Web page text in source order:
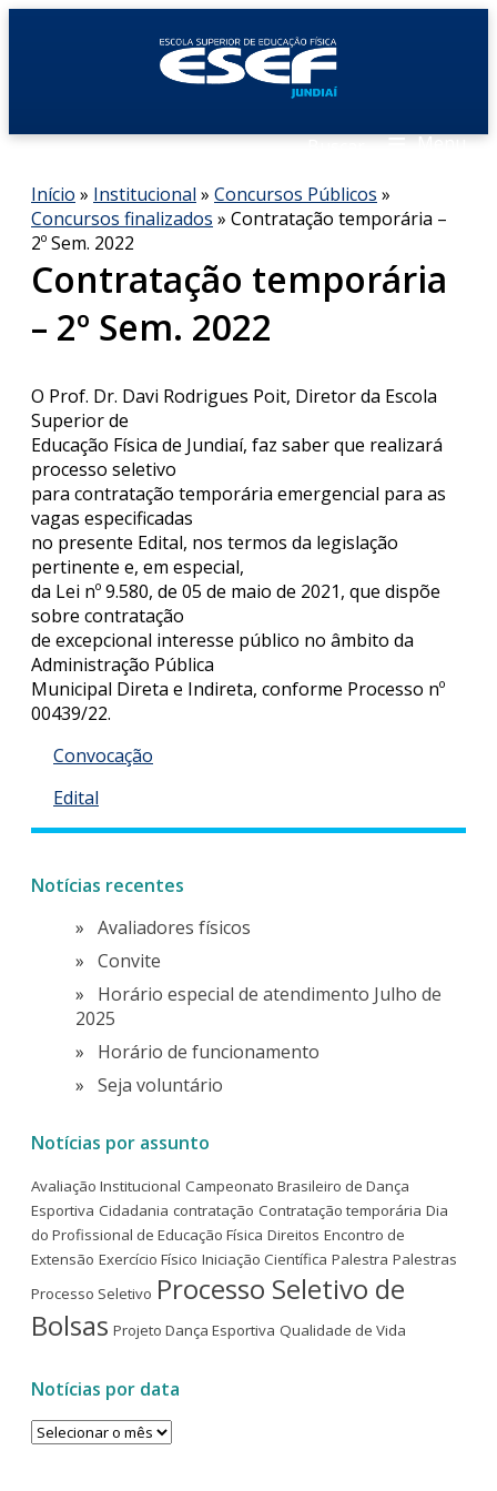
≡ Menu
Início » Institucional » Concursos Públicos »
Concursos finalizados » Contratação temporária –
2º Sem. 2022
Contratação temporária
– 2º Sem. 2022
O Prof. Dr. Davi Rodrigues Poit, Diretor da Escola
Superior de
Educação Física de Jundiaí, faz saber que realizará
processo seletivo
para contratação temporária emergencial para as
vagas especificadas
no presente Edital, nos termos da legislação
pertinente e, em especial,
da Lei nº 9.580, de 05 de maio de 2021, que dispõe
sobre contratação
de excepcional interesse público no âmbito da
Administração Pública
Municipal Direta e Indireta, conforme Processo nº
00439/22.
Convocação
Edital
Notícias recentes
Avaliadores físicos
Convite
Horário especial de atendimento Julho de
2025
Horário de funcionamento
Seja voluntário
Notícias por assunto
Avaliação Institucional Campeonato Brasileiro de Dança
Esportiva Cidadania contratação Contratação temporária Dia
do Profissional de Educação Física Direitos Encontro de
Extensão Exercício Físico Iniciação Científica Palestra Palestras
Processo Seletivo Processo Seletivo de
Bolsas Projeto Dança Esportiva Qualidade de Vida
Notícias por data
Notícias